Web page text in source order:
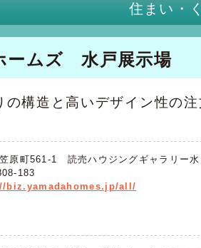
住まい・
ームズ 水戸展示場
の構造と高いデザイン性の
原町561-1 読売ハウジングギャラリー
183
biz.yamadahomes.jp/all/